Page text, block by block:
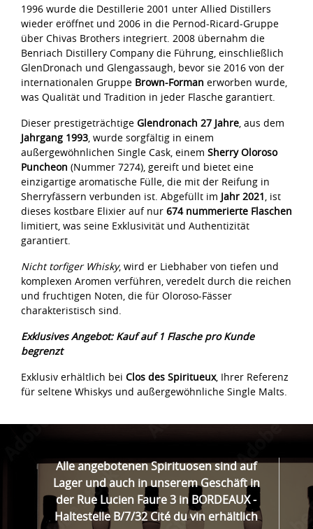
1996 wurde die Destillerie 2001 unter Allied Distillers
wieder eröffnet und 2006 in die Pernod-Ricard-Gruppe
über Chivas Brothers integriert. 2008 übernahm die
Benriach Distillery Company die Führung, einschließlich
GlenDronach und Glengassaugh, bevor sie 2016 von der
internationalen Gruppe Brown-Forman erworben wurde,
was Qualität und Tradition in jeder Flasche garantiert.
Dieser prestigeträchtige Glendronach 27 Jahre, aus dem
Jahrgang 1993, wurde sorgfältig in einem
außergewöhnlichen Single Cask, einem Sherry Oloroso
Puncheon (Nummer 7274), gereift und bietet eine
einzigartige aromatische Fülle, die mit der Reifung in
Sherryfässern verbunden ist. Abgefüllt im Jahr 2021, ist
dieses kostbare Elixier auf nur 674 nummerierte Flaschen
limitiert, was seine Exklusivität und Authentizität
garantiert.
Nicht torfiger Whisky, wird er Liebhaber von tiefen und
komplexen Aromen verführen, veredelt durch die reichen
und fruchtigen Noten, die für Oloroso-Fässer
charakteristisch sind.
Exklusives Angebot: Kauf auf 1 Flasche pro Kunde
begrenzt
Exklusiv erhältlich bei Clos des Spiritueux, Ihrer Referenz
für seltene Whiskys und außergewöhnliche Single Malts.
Alle angebotenen Spirituosen sind auf
Lager und auch in unserem Geschäft in
der Rue Lucien Faure 3 in BORDEAUX -
Haltestelle B/7/32 Cité du vin erhältlich